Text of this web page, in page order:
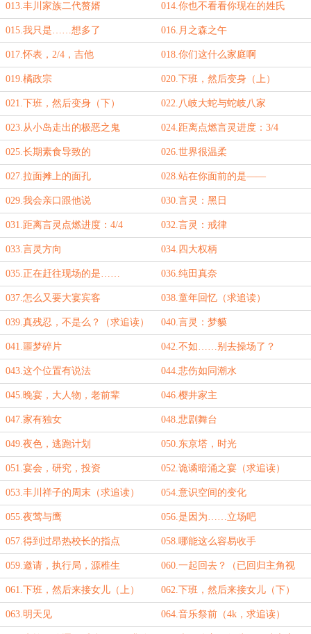
013.丰川家族二代赘婿 014.你也不看看你现在的姓氏
015.我只是……想多了 016.月之森之午
017.怀表，2/4，吉他 018.你们这什么家庭啊
019.橘政宗 020.下班，然后变身（上）
021.下班，然后变身（下） 022.八岐大蛇与蛇岐八家
023.从小岛走出的极恶之鬼 024.距离点燃言灵进度：3/4
025.长期素食导致的 026.世界很温柔
027.拉面摊上的面孔 028.站在你面前的是——
029.我会亲口跟他说 030.言灵：黑日
031.距离言灵点燃进度：4/4 032.言灵：戒律
033.言灵方向 034.四大权柄
035.正在赶往现场的是…… 036.纯田真奈
037.怎么又要大宴宾客 038.童年回忆（求追读）
039.真残忍，不是么？（求追读） 040.言灵：梦貘
041.噩梦碎片 042.不如……别去操场了？
043.这个位置有说法 044.悲伤如同潮水
045.晚宴，大人物，老前辈 046.樱井家主
047.家有独女 048.悲剧舞台
049.夜色，逃跑计划 050.东京塔，时光
051.宴会，研究，投资 052.诡谲暗涌之宴（求追读）
053.丰川祥子的周末（求追读） 054.意识空间的变化
055.夜莺与鹰 056.是因为……立场吧
057.得到过昂热校长的指点 058.哪能这么容易收手
059.邀请，执行局，源稚生 060.一起回去？（已回归主角视
角）
061.下班，然后来接女儿（上） 062.下班，然后来接女儿（下）
063.明天见 064.音乐祭前（4k，求追读）